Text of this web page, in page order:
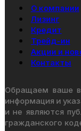
О компании
Лизинг
Кредит
Трейд-ин
Акции и
Контакты
Обращаем ваше
информация и
и не являются
гражданского